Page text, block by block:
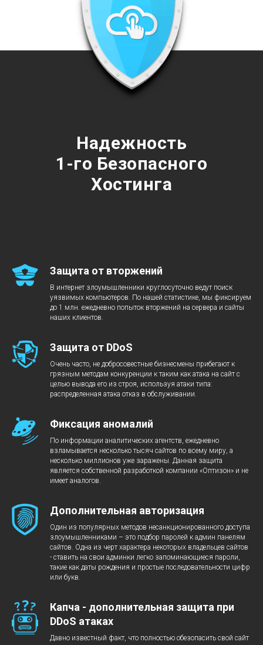
Надежность
1-го Безопасного
Хостинга
Защита от вторжений
В интернет злоумышленники круглосуточно ведут поиск
уязвимых компьютеров. По нашей статистике, мы фиксируем
до 1 млн. ежедневно попыток вторжений на сервера и сайты
наших клиентов.
Защита от DDoS
Очень часто, не добросовестные бизнесмены прибегают к
грязным методам конкуренции к таким как атака на сайт с
целью вывода его из строя, используя атаки типа:
распределенная атака отказ в обслуживании.
Фиксация аномалий
По информации аналитических агентств, ежедневно
взламывается несколько тысяч сайтов по всему миру, а
несколько миллионов уже заражены. Данная защита
является собственной разработкой компании «Оптизон» и не
имеет аналогов.
Дополнительная авторизация
Один из популярных методов несанкционированного доступа
злоумышленниками – это подбор паролей к админ панелям
сайтов. Одна из черт характера некоторых владельцев сайтов
- ставить на свои админки легко запоминающиеся пароли,
такие как даты рождения и простые последовательности цифр
или букв.
Капча - дополнительная защита при
DDoS атаках
Давно известный факт, что полностью обезопасить свой сайт